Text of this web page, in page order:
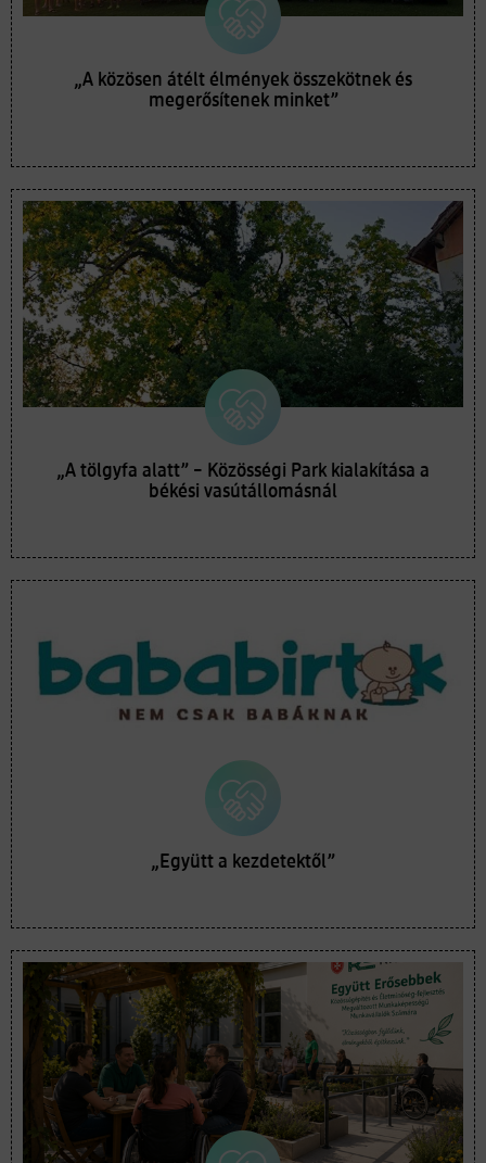
„A közösen átélt élmények összekötnek és
megerősítenek minket”
„A tölgyfa alatt” – Közösségi Park kialakítása a
békési vasútállomásnál
„Együtt a kezdetektől”